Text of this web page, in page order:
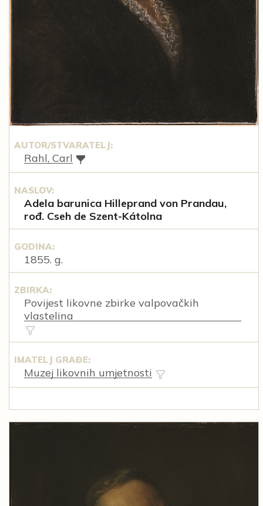
AUTOR/STVARATELJ:
Rahl, Carl
NASLOV:
Adela barunica Hilleprand von Prandau,
rođ. Cseh de Szent-Kátolna
GODINA:
1855. g.
ZBIRKA:
Povijest likovne zbirke valpovačkih
vlastelina
IMATELJ GRAĐE:
Muzej likovnih umjetnosti